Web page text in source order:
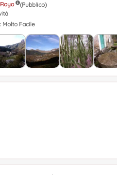
(Pubblico)
Molto Facile